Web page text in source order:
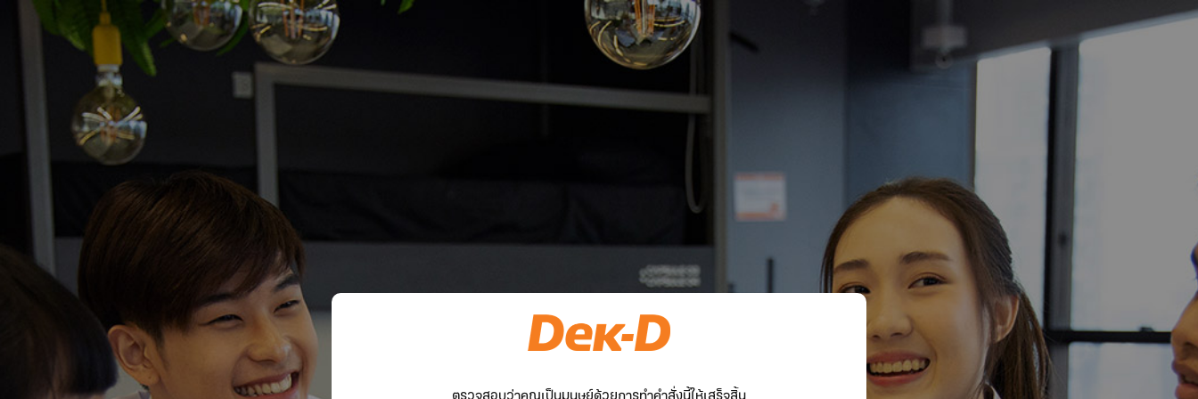
ตรวจสอบว่าคุณเป็นมนุษย์ด้วยการทำคำสั่งนี้ให้เสร็จสิ้น